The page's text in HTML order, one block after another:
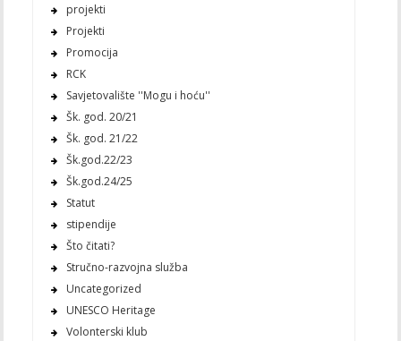
projekti
Projekti
Promocija
RCK
Savjetovalište ''Mogu i hoću''
Šk. god. 20/21
Šk. god. 21/22
Šk.god.22/23
Šk.god.24/25
Statut
stipendije
Što čitati?
Stručno-razvojna služba
Uncategorized
UNESCO Heritage
Volonterski klub